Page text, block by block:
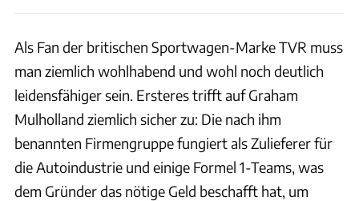
Als Fan der britischen Sportwagen-Marke TVR muss
man ziemlich wohlhabend und wohl noch deutlich
leidensfähiger sein. Ersteres trifft auf Graham
Mulholland ziemlich sicher zu: Die nach ihm
benannten Firmengruppe fungiert als Zulieferer für
die Autoindustrie und einige Formel 1-Teams, was
dem Gründer das nötige Geld beschafft hat, um